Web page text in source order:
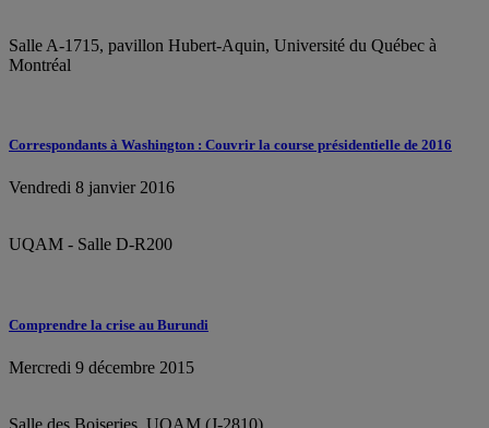
Salle A-1715, pavillon Hubert-Aquin, Université du Québec à
Montréal
Correspondants à Washington : Couvrir la course présidentielle de 2016
Vendredi 8 janvier 2016
UQAM - Salle D-R200
Comprendre la crise au Burundi
Mercredi 9 décembre 2015
Salle des Boiseries, UQAM (J-2810)